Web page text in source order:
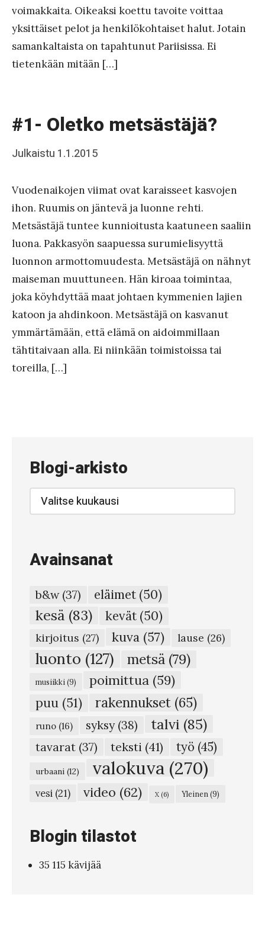
o
voimakkaita. Oikeaksi koettu tavoite voittaa
yksittäiset pelot ja henkilökohtaiset halut. Jotain
samankaltaista on tapahtunut Pariisissa. Ei
tietenkään mitään […]
#1- Oletko metsästäjä?
Posted
Julkaistu 1.1.2015
J
a
a
k
k
o
Vuodenaikojen viimat ovat karaisseet kasvojen
ihon. Ruumis on jäntevä ja luonne rehti.
Metsästäjä tuntee kunnioitusta kaatuneen saaliin
luona. Pakkasyön saapuessa surumielisyyttä
luonnon armottomuudesta. Metsästäjä on nähnyt
maiseman muuttuneen. Hän kiroaa toimintaa,
joka köyhdyttää maat johtaen kymmenien lajien
katoon ja ahdinkoon. Metsästäjä on kasvanut
ymmärtämään, että elämä on aidoimmillaan
tähtitaivaan alla. Ei niinkään toimistoissa tai
toreilla, […]
Blogi-arkisto
Blogi-
arkisto
Avainsanat
b&w(37) eläimet (50)
kesä (83) kevät (50)
kirjoitus (27) kuva (57) lause (26)
luonto (127) metsä (79)
musiikki (9) poimittua (59)
puu (51) rakennukset (65)
runo (16) syksy(38) talvi (85)
tavarat (37) teksti (41) työ (45)
urbaani (12) valokuva (270)
vesi (21) video (62) X (6) Yleinen (9)
Blogin tilastot
35 115 kävijää